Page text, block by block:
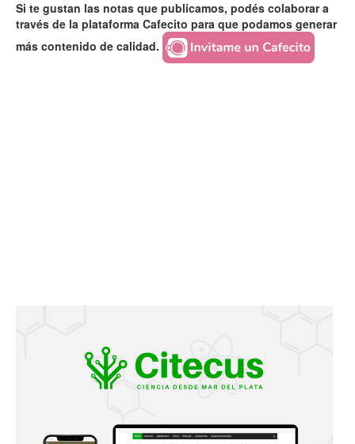
Si te gustan las notas que publicamos, podés colaborar a
través de la plataforma Cafecito para que podamos generar
más contenido de calidad.